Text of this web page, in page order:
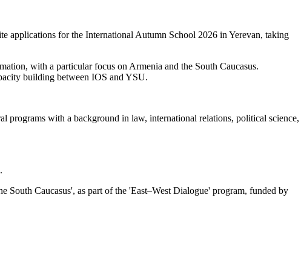
applications for the International Autumn School 2026 in Yerevan, taking
with a particular focus on Armenia and the South Caucasus.
building between IOS and YSU.
programs with a background in law, international relations, political science,
.
Caucasus', as part of the 'East–West Dialogue' program, funded by